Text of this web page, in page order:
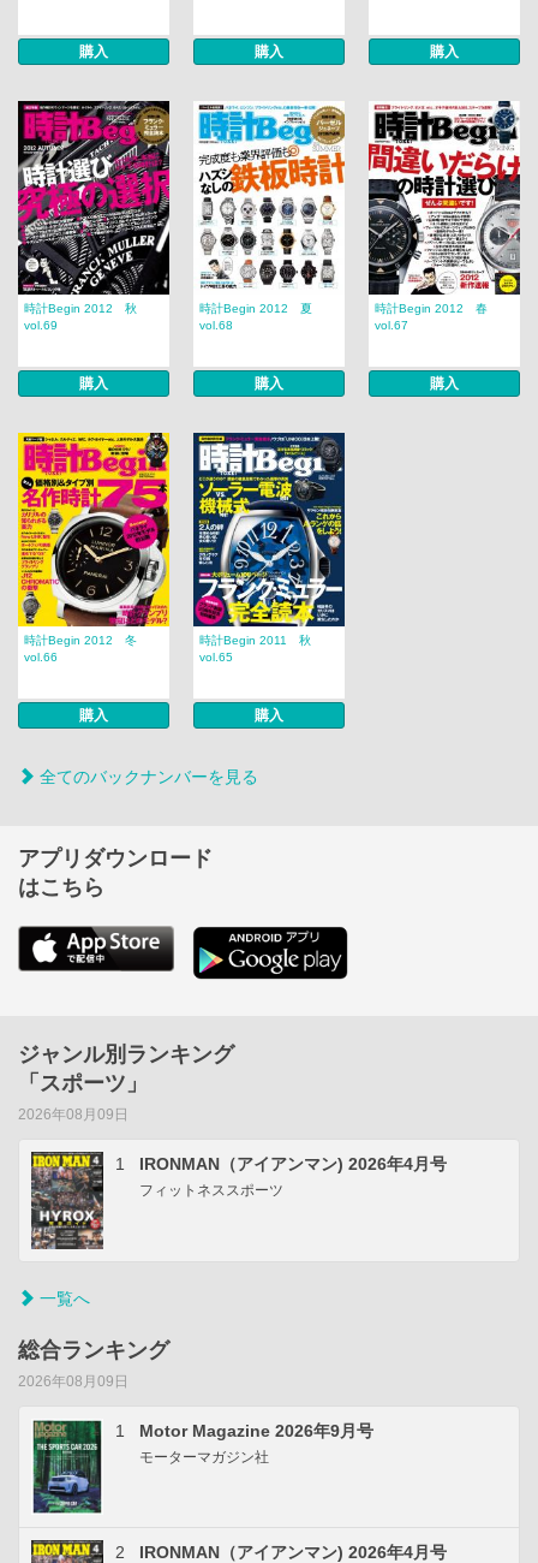
購入 購入 購入
時計Begin 2012 秋
vol.69
購入
時計Begin 2012 夏
vol.68
購入
時計Begin 2012 春
vol.67
購入
時計Begin 2012 冬
vol.66
購入
時計Begin 2011 秋
vol.65
購入
全てのバックナンバーを見る
アプリダウンロード
はこちら
ジャンル別ランキング
「スポーツ」
2026年08月09日
1 IRONMAN（アイアンマン) 2026年4月号
フィットネススポーツ
一覧へ
総合ランキング
2026年08月09日
1 Motor Magazine 2026年9月号
モーターマガジン社
2 IRONMAN（アイアンマン) 2026年4月号